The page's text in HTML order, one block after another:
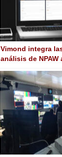
Vimond integra
análisis de